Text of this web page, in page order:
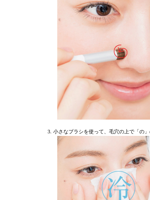
3. 小さなブラシを使って、毛穴の上で「の」